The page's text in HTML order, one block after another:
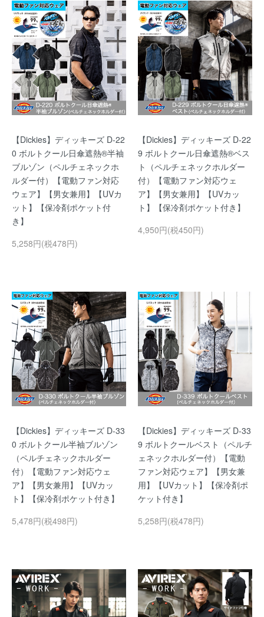
【Dickies】ディッキーズ D-22
0 ボルトクール日傘遮熱®半袖
ブルゾン（ペルチェネックホ
ルダー付）【電動ファン対応
ウェア】【男女兼用】【UVカ
ット】【保冷剤ポケット付
き】
5,258円(税478円)
【Dickies】ディッキーズ D-22
9 ボルトクール日傘遮熱®ベス
ト（ペルチェネックホルダー
付）【電動ファン対応ウェ
ア】【男女兼用】【UVカッ
ト】【保冷剤ポケット付き】
4,950円(税450円)
【Dickies】ディッキーズ D-33
0 ボルトクール半袖ブルゾン
（ペルチェネックホルダー
付）【電動ファン対応ウェ
ア】【男女兼用】【UVカッ
ト】【保冷剤ポケット付き】
5,478円(税498円)
【Dickies】ディッキーズ D-33
9 ボルトクールベスト（ペルチ
ェネックホルダー付）【電動
ファン対応ウェア】【男女兼
用】【UVカット】【保冷剤ポ
ケット付き】
5,258円(税478円)